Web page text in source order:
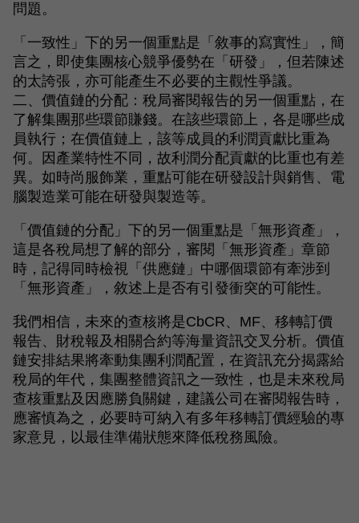
問題。
「一致性」下的另一個重點是「敘事的寫實性」，簡
言之，即使集團核心競爭優勢在「研發」，但若陳述
的太誇張，亦可能產生不必要的主觀性爭議。
二、價值鏈的分配：稅局審閱報告的另一個重點，在
了解集團那些環節賺錢。在該些環節上，各是哪些成
員執行；在價值鏈上，該等成員的利潤貢獻比重為
何。因產業特性不同，故利潤分配貢獻的比重也有差
異。如時尚服飾業，重點可能在研發設計與銷售、電
腦製造業可能在研發與製造等。
「價值鏈的分配」下的另一個重點是「無形資產」，
這是各稅局想了解的部分，審閱「無形資產」章節
時，記得同時檢視「供應鏈」中哪個環節有牽涉到
「無形資產」，敘述上是否有引發衝突的可能性。
我們相信，未來的查核將是CbCR、MF、移轉訂價
報告、財稅報及相關合約等海量資訊交叉分析。價值
鏈安排結果將牽動集團利潤配置，在資訊充分揭露給
稅局的年代，集團整體資訊之一致性，也是未來稅局
查核重點及因應勝負關鍵，建議公司在審閱報告時，
應審慎為之，必要時可納入有多年移轉訂價經驗的專
家意見，以最佳準備狀態來降低稅務風險。